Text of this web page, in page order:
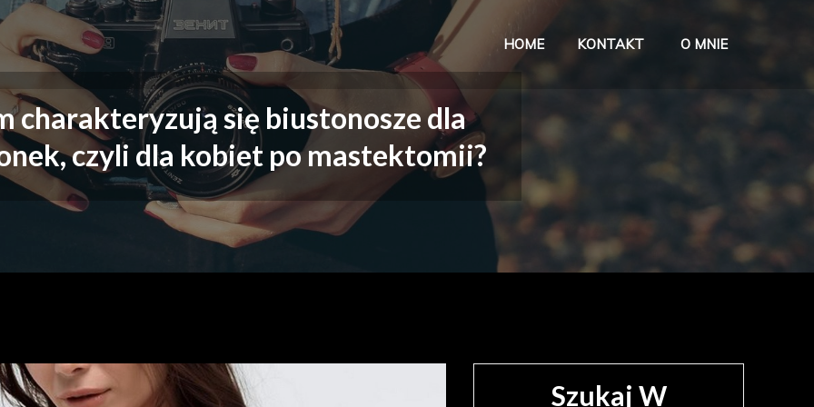
Moje absolutne must have w życiu
Moje must have HOME KONTAKT O MNIE
charakteryzują się biustonosze dla
czyli dla kobiet po mastektomii?
Szukaj W